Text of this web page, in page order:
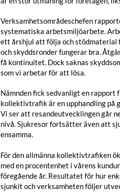
Verksamhetsområdeschefen
systematiska arbetsmiljöarbete.
ett årshjul att följa och stödmaterial
och skyddsronder fungerar bra.
få kontinuitet. Dock saknas
som vi arbetar för att lösa.
Nämnden fick sedvanligt en
kollektivtrafik är en upphandling på
Vi ser att resandeutvecklingen går
nivå. Sjukresor fortsätter även att
ensamma.
För den allmänna kollektivtrafiken
med en procentenhet i vårens
föregående år. Resultatet för hur
sjunkit och verksamheten följer